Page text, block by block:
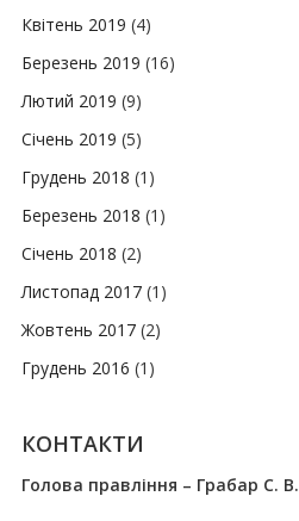
Квітень 2019 (4)
Березень 2019 (16)
Лютий 2019 (9)
Січень 2019 (5)
Грудень 2018 (1)
Березень 2018 (1)
Січень 2018 (2)
Листопад 2017(1)
Жовтень 2017(2)
Грудень 2016 (1)
КОНТАКТИ
Голова правління – Грабар С. В.